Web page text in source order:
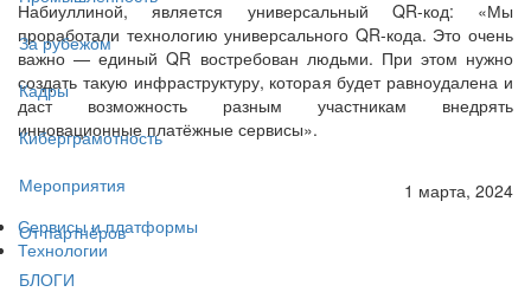
За рубежом
Кадры
Киберграмотность
Мероприятия
От партнёров
БЛОГИ
Набиуллиной, является универсальный QR-код: «Мы
проработали технологию универсального QR-кода. Это очень
важно — единый QR востребован людьми. При этом нужно
создать такую инфраструктуру, которая будет равноудалена и
даст возможность разным участникам внедрять
инновационные платёжные сервисы».
1 марта, 2024
Сервисы и платформы
Технологии